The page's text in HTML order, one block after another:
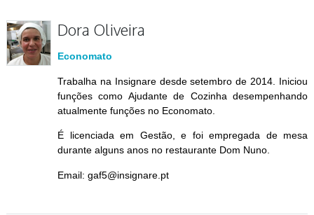
Dora Oliveira
Economato
Trabalha na Insignare desde setembro de 2014. Iniciou
funções como Ajudante de Cozinha desempenhando
atualmente funções no Economato.
É licenciada em Gestão, e foi empregada de mesa
durante alguns anos no restaurante Dom Nuno.
Email: gaf5@insignare.pt